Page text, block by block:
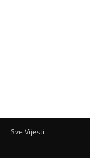
Sve Vijesti